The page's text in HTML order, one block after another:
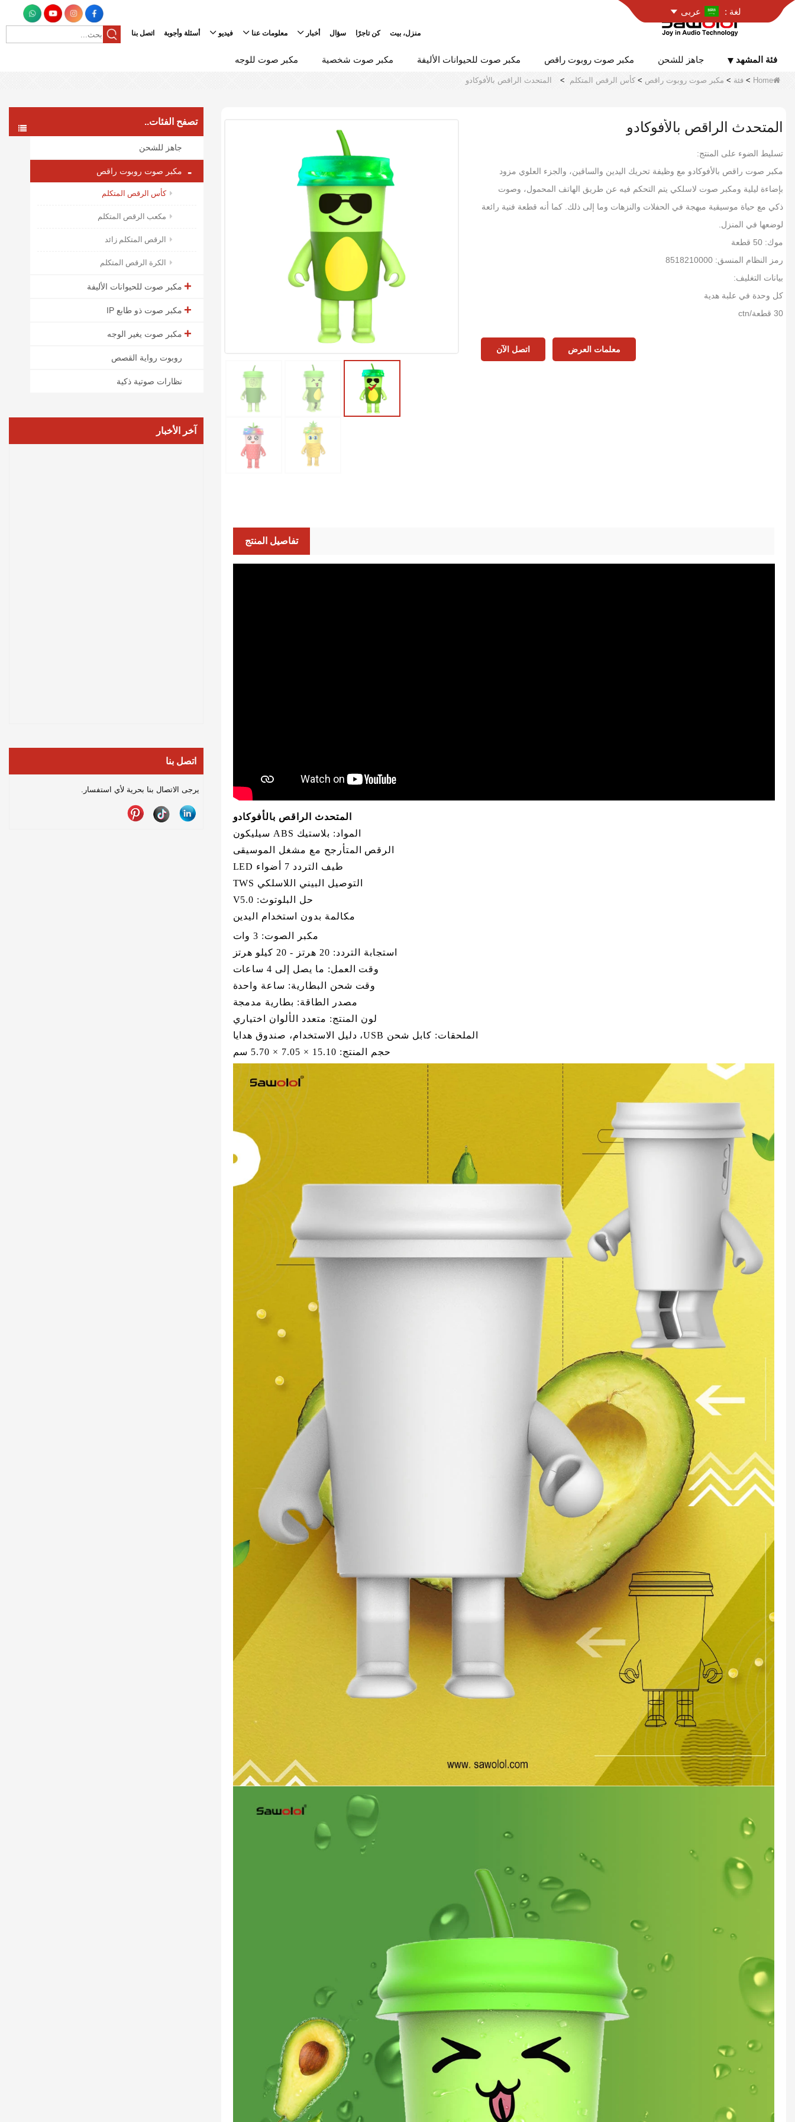
منزل، بيت كن تاجرًا سؤال أخبار معلومات عنا فيديو أسئلة وأجوبة اتصل بنا
لغة : عربى
فئة المشهد جاهز للشحن مكبر صوت روبوت راقص مكبر صوت للحيوانات الأليفة مكبر صوت شخصية مكبر صوت للوجه
Home
> فئة > مكبر صوت روبوت راقص > كأس الرقص المتكلم > المتحدث الراقص بالأفوكادو
تصفح الفئات..
جاهز للشحن
مكبر صوت روبوت راقص
كأس الرقص المتكلم
مكعب الرقص المتكلم
الرقص المتكلم زائد
الكرة الرقص المتكلم
مكبر صوت للحيوانات الأليفة
مكبر صوت ذو طابع IP
مكبر صوت يغير الوجه
روبوت رواية القصص
نظارات صوتية ذكية
آخر الأخبار
اتصل بنا
يرجى الاتصال بنا بحرية لأي استفسار.
المتحدث الراقص بالأفوكادو
تسليط الضوء على المنتج:
مكبر صوت راقص بالأفوكادو مع وظيفة تحريك اليدين والساقين، والجزء العلوي مزود
بإضاءة ليلية ومكبر صوت لاسلكي يتم التحكم فيه عن طريق الهاتف المحمول، وصوت
ذكي مع حياة موسيقية مبهجة في الحفلات والنزهات وما إلى ذلك. كما أنه قطعة فنية رائعة
لوضعها في المنزل.
موك: 50 قطعة
رمز النظام المنسق: 8518210000
بيانات التغليف:
كل وحدة في علبة هدية
30 قطعة/ctn
معلمات العرض اتصل الآن
تفاصيل المنتج
المتحدث الراقص بالأفوكادو
المواد: بلاستيك ABS سيليكون
الرقص المتأرجح مع مشغل الموسيقى
طيف التردد 7 أضواء LED
التوصيل البيني اللاسلكي TWS
حل البلوتوث: V5.0
مكالمة بدون استخدام اليدين
مكبر الصوت: 3 وات
استجابة التردد: 20 هرتز - 20 كيلو هرتز
وقت العمل: ما يصل إلى 4 ساعات
وقت شحن البطارية: ساعة واحدة
مصدر الطاقة: بطارية مدمجة
لون المنتج: متعدد الألوان اختياري
الملحقات: كابل شحن USB، دليل الاستخدام، صندوق هدايا
حجم المنتج: 15.10 × 7.05 × 5.70 سم